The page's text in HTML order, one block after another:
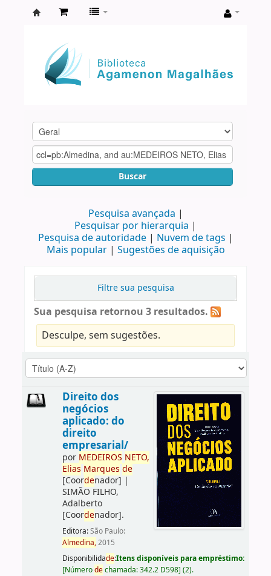
Agamenon
Magalhães
Buscar
Pesquisa avançada
Pesquisar por hierarquia
Pesquisa de autoridade
Nuvem de tags
Mais popular
Sugestões de aquisição
Filtre sua pesquisa
Sua pesquisa retornou 3 resultados.
Desculpe, sem sugestões.
Direito dos
negócios
aplicado: do
direito
empresarial/
por MEDEIROS NETO,
Elias Marques de
[Coordenador] |
SIMÃO FILHO,
Adalberto
[Coordenador].
Editora:São Paulo:
Almedina,2015
Disponibilidade:Itens disponíveis para empréstimo:
[Númerodechamada:342.2 D598] (2).